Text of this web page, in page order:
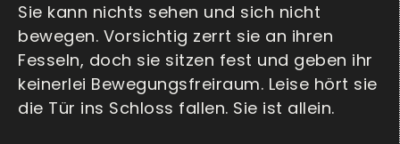
Sie kann nichts sehen und sich nicht
bewegen. Vorsichtig zerrt sie an ihren
Fesseln, doch sie sitzen fest und geben ihr
keinerlei Bewegungsfreiraum. Leise hört sie
die Tür ins Schloss fallen. Sie ist allein.